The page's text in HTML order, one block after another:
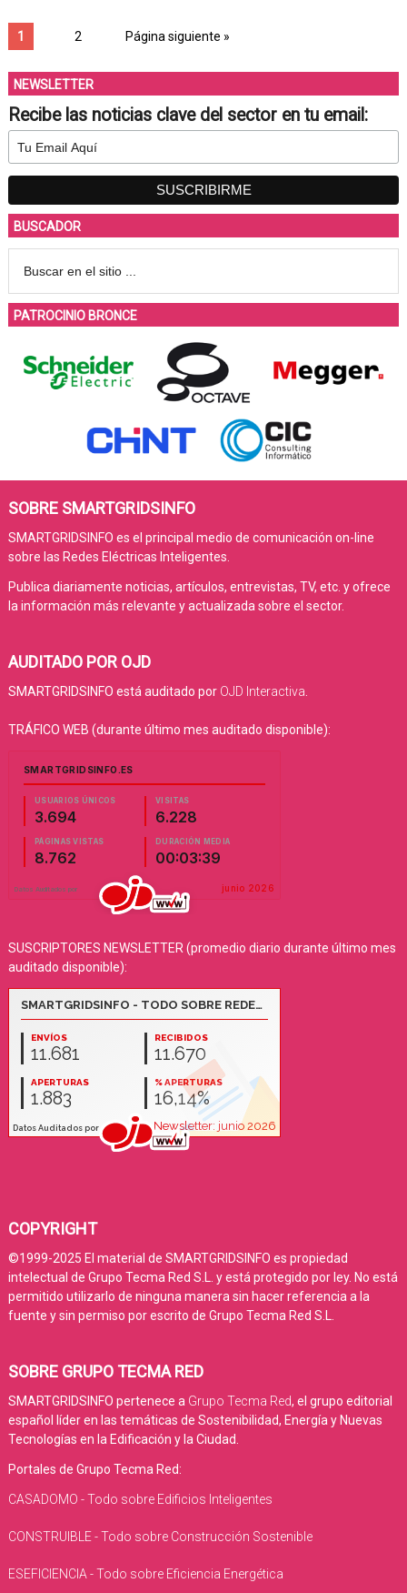
1 2 Página siguiente »
NEWSLETTER
Recibe las noticias clave del sector en tu email:
BUSCADOR
PATROCINIO BRONCE
SOBRE SMARTGRIDSINFO
SMARTGRIDSINFO es el principal medio de comunicación on-line
sobre las Redes Eléctricas Inteligentes.
Publica diariamente noticias, artículos, entrevistas, TV, etc. y ofrece
la información más relevante y actualizada sobre el sector.
AUDITADO POR OJD
SMARTGRIDSINFO está auditado por OJD Interactiva
TRÁFICO WEB (durante último mes auditado disponible):
SUSCRIPTORES NEWSLETTER (promedio diario durante último mes
auditado disponible):
COPYRIGHT
©1999-2025 El material de SMARTGRIDSINFO es propiedad
intelectual de Grupo Tecma Red S.L. y está protegido por ley. No está
permitido utilizarlo de ninguna manera sin hacer referencia a la
fuente y sin permiso por escrito de Grupo Tecma Red S.L.
SOBRE GRUPO TECMA RED
SMARTGRIDSINFO pertenece a Grupo Tecma Red, el grupo editorial
español líder en las temáticas de Sostenibilidad, Energía y Nuevas
Tecnologías en la Edificación y la Ciudad.
Portales de Grupo Tecma Red:
CASADOMO - Todo sobre Edificios Inteligentes
CONSTRUIBLE - Todo sobre Construcción Sostenible
ESEFICIENCIA - Todo sobre Eficiencia Energética